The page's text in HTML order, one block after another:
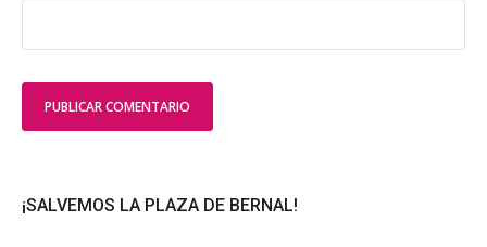
¡SALVEMOS LA PLAZA DE BERNAL!